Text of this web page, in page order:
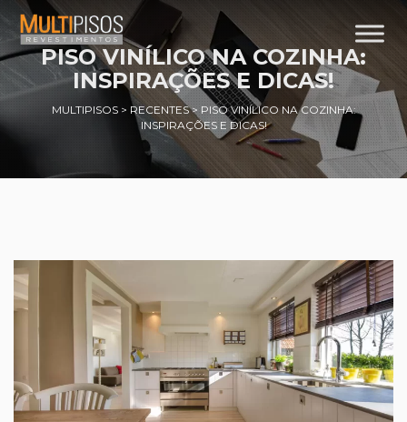
PISO VINÍLICO NA COZINHA:
INSPIRAÇÕES E DICAS!
MULTIPISOS> RECENTES> PISO VINÍLICO NA COZINHA:
INSPIRAÇÕES E DICAS!